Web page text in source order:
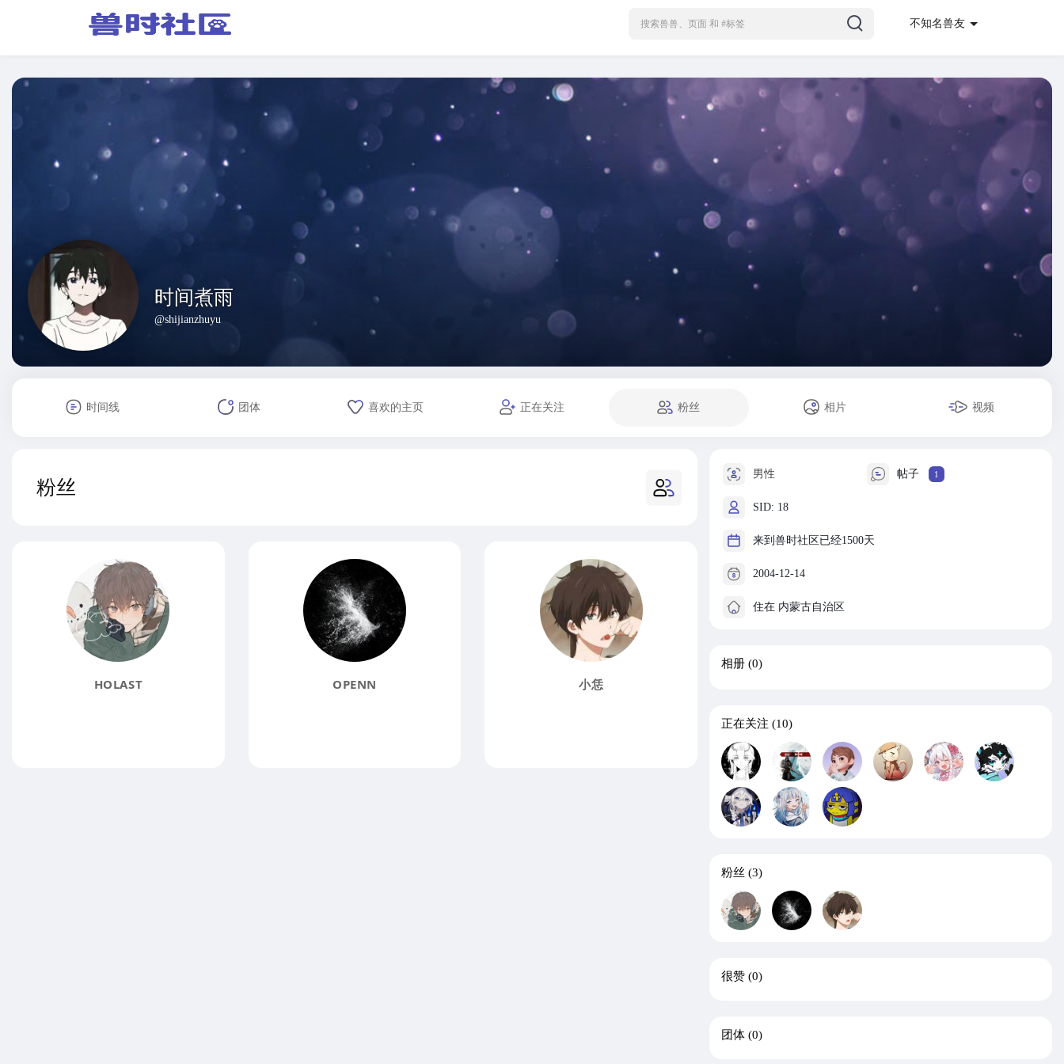
不知名兽友
时间煮雨
@shijianzhuyu
时间线 团体 喜欢的主页 正在关注 粉丝 相片 视频
粉丝
HOLAST OPENN 小恁
男性 帖子 1
SID: 18
来到兽时社区已经1500天
2004-12-14
住在 内蒙古自治区
相册 (0)
正在关注 (10)
粉丝 (3)
很赞 (0)
团体 (0)